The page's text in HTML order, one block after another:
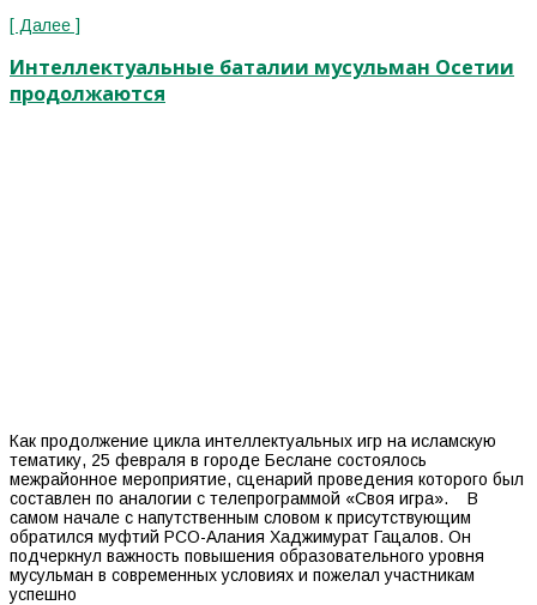
[ Далее ]
Интеллектуальные баталии мусульман Осетии
продолжаются
Как продолжение цикла интеллектуальных игр на исламскую
тематику, 25 февраля в городе Беслане состоялось
межрайонное мероприятие, сценарий проведения которого был
составлен по аналогии с телепрограммой «Своя игра». В
самом начале с напутственным словом к присутствующим
обратился муфтий РСО-Алания Хаджимурат Гацалов. Он
подчеркнул важность повышения образовательного уровня
мусульман в современных условиях и пожелал участникам
успешно